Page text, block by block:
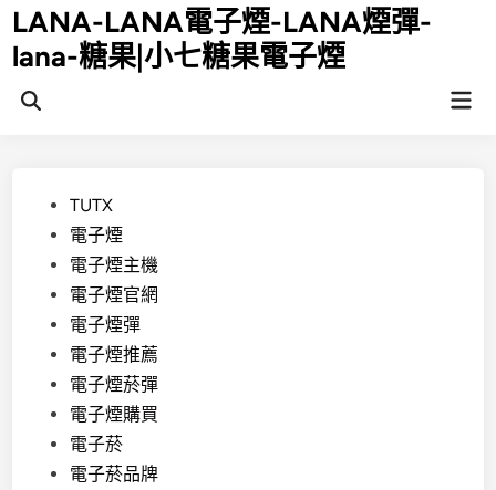
Skip
to
content
LANA-LANA電子煙-LANA煙彈-
lana-糖果|小七糖果電子煙
Open
PostedTUTX
電子煙
電子煙主機
電子煙官網
電子煙彈
電子煙推薦
電子煙菸彈
電子煙購買
電子菸
電子菸品牌